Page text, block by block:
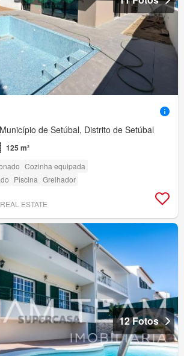
de Setúbal, Distrito de Setúbal
125 m²
Cozinha equipada
Piscina Grelhador
ESTATE
12 Fotos